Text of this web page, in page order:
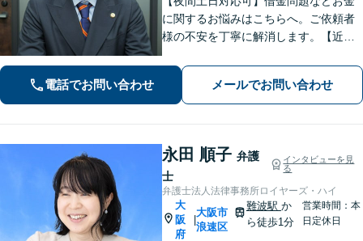
に関するお悩みはこちらへ。ご依頼者
様の不安を丁寧に解消します。【近鉄
電話でお問い合わせ メールでお問い合わせ
永田 順子 弁護
士
インタビューを見
る
弁護士法人法律事務所ロイヤーズ・ハイ
大
阪
府
大阪市
浪速区
難波駅 か
ら徒歩1分
営業時間：本
日定休日